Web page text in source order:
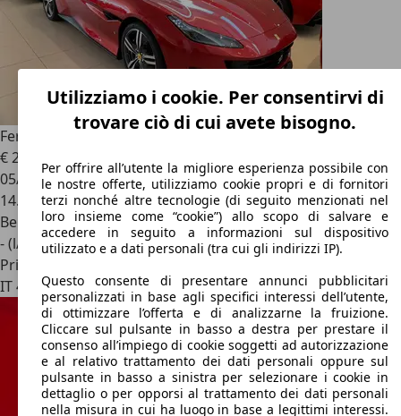
Ferrari Portofino
€ 215.000
05/2020
14.000 km
Benzina
- (l/100 km)
Privato
IT 40048San Benedetto Val Di Sambro
Utilizziamo i cookie. Per consentirvi di
trovare ciò di cui avete bisogno.
Per offrire all’utente la migliore esperienza possibile con
le nostre offerte, utilizziamo cookie propri e di fornitori
terzi nonché altre tecnologie (di seguito menzionati nel
loro insieme come “cookie”) allo scopo di salvare e
accedere in seguito a informazioni sul dispositivo
utilizzato e a dati personali (tra cui gli indirizzi IP).
Questo consente di presentare annunci pubblicitari
personalizzati in base agli specifici interessi dell’utente,
di ottimizzare l’offerta e di analizzarne la fruizione.
Cliccare sul pulsante in basso a destra per prestare il
consenso all’impiego di cookie soggetti ad autorizzazione
e al relativo trattamento dei dati personali oppure sul
pulsante in basso a sinistra per selezionare i cookie in
dettaglio o per opporsi al trattamento dei dati personali
nella misura in cui ha luogo in base a legittimi interessi.